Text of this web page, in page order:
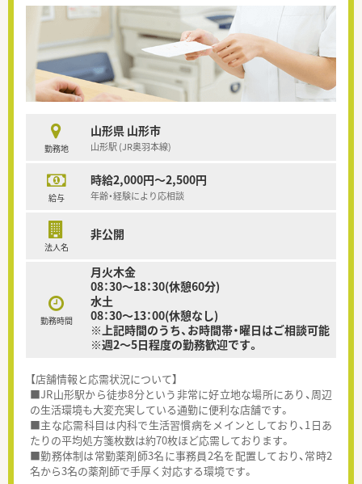
勤務地
山形県 山形市
山形駅 (JR奥羽本線)
給与
時給2,000円～2,500円
年齢・経験により応相談
法人名
非公開
勤務時間
月火木金
08：30～18：30(休憩60分)
水土
08：30～13：00(休憩なし)
※上記時間のうち、お時間帯・曜日はご相談可能
※週2～5日程度の勤務歓迎です。
【店舗情報と応需状況について】
■JR山形駅から徒歩8分という非常に好立地な場所にあり、周辺
の生活環境も大変充実している通勤に便利な店舗です。
■主な応需科目は内科で生活習慣病をメインとしており、1日あ
たりの平均処方箋枚数は約70枚ほど応需しております。
■勤務体制は常勤薬剤師3名に事務員2名を配置しており、常時2
名から3名の薬剤師で手厚く対応する環境です。